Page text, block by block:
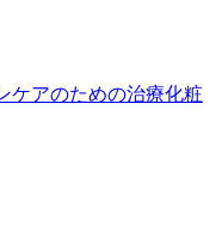
ケアのための治療化粧